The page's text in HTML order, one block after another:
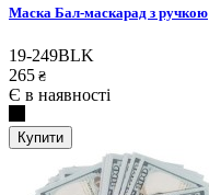
Маска Бал-маскарад з ручкою
19-249BLK
265 ₴
Є в наявності
Купити